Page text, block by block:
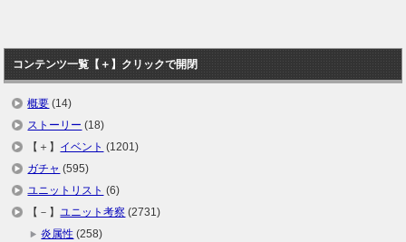
コンテンツ一覧【＋】クリックで開閉
概要 (14)
ストーリー (18)
【＋】 イベント (1201)
ガチャ (595)
ユニットリスト (6)
【－】ユニット考察 (2731)
炎属性 (258)